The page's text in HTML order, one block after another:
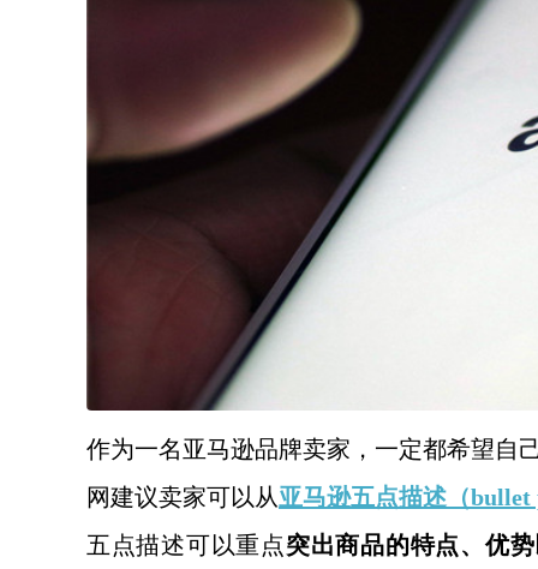
作为一名亚马逊品牌卖家，一定都希望自
网建议卖家可以从亚马逊五点描述（bullet
五点描述可以重点突出商品的特点、优